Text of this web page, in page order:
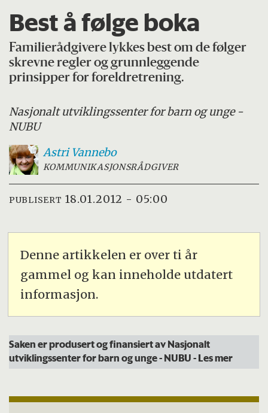
Best å følge boka
Familierådgivere lykkes best om de følger
skrevne regler og grunnleggende
prinsipper for foreldretrening.
Nasjonalt utviklingssenter for barn og unge -
NUBU
Astri Vannebo
KOMMUNIKASJONSRÅDGIVER
PUBLISERT 18.01.2012 - 05:00
Denne artikkelen er over ti år
gammel og kan inneholde utdatert
informasjon.
Saken er produsert og finansiert av Nasjonalt
utviklingssenter for barn og unge - NUBU- Les mer